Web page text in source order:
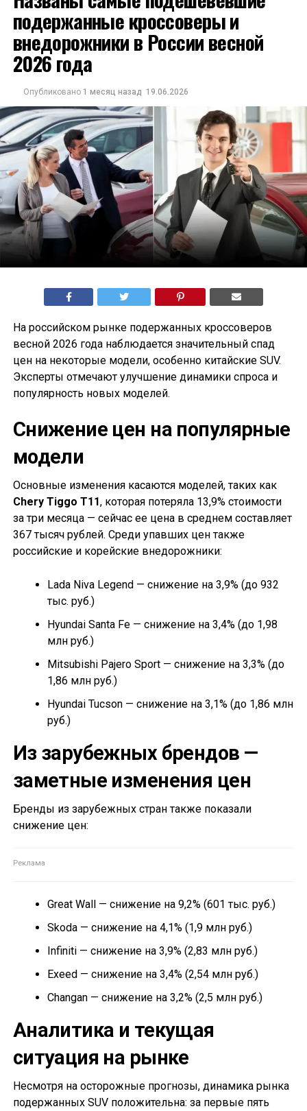
подержанные кроссоверы и
внедорожники в России весной
2026 года
Опубликовано 1 месяц назад 19.06.2026
На российском рынке подержанных кроссоверов
весной 2026 года наблюдается значительный спад
цен на некоторые модели, особенно китайские SUV.
Эксперты отмечают улучшение динамики спроса и
популярность новых моделей.
Снижение цен на популярные
модели
Основные изменения касаются моделей, таких как
Chery Tiggo T11, которая потеряла 13,9% стоимости
за три месяца — сейчас ее цена в среднем составляет
367 тысяч рублей. Среди упавших цен также
российские и корейские внедорожники:
Lada Niva Legend — снижение на 3,9% (до 932
тыс. руб.)
Hyundai Santa Fe — снижение на 3,4% (до 1,98
млн руб.)
Mitsubishi Pajero Sport — снижение на 3,3% (до
1,86 млн руб.)
Hyundai Tucson — снижение на 3,1% (до 1,86 млн
руб.)
Из зарубежных брендов —
заметные изменения цен
Бренды из зарубежных стран также показали
снижение цен:
Great Wall — снижение на 9,2% (601 тыс. руб.)
Skoda — снижение на 4,1% (1,9 млн руб.)
Infiniti — снижение на 3,9% (2,83 млн руб.)
Exeed — снижение на 3,4% (2,54 млн руб.)
Changan — снижение на 3,2% (2,5 млн руб.)
Аналитика и текущая
ситуация на рынке
Несмотря на осторожные прогнозы, динамика рынка
подержанных SUV положительна: за первые пять